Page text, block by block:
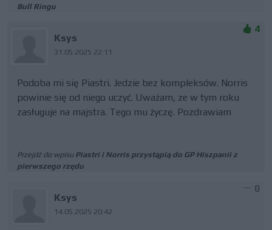
Bull Ringu
Ksys
31.05.2025 22:11
4
Podoba mi się Piastri. Jedzie bez kompleksów. Norris
powinie się od niego uczyć. Uważam, ze w tym roku
zasługuje na majstra. Tego mu życzę. Pozdrawiam
Przejdź do wpisu Piastri i Norris przystąpią do GP Hiszpanii z
pierwszego rzędu
Ksys
14.05.2025 20:42
0